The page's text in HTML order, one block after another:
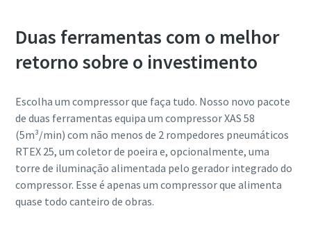
Duas ferramentas com o melhor
retorno sobre o investimento
Escolha um compressor que faça tudo. Nosso novo pacote
de duas ferramentas equipa um compressor XAS 58
(5m³/min) com não menos de 2 rompedores pneumáticos
RTEX 25, um coletor de poeira e, opcionalmente, uma
torre de iluminação alimentada pelo gerador integrado do
compressor. Esse é apenas um compressor que alimenta
quase todo canteiro de obras.